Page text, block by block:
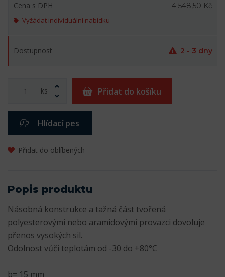
Cena s DPH
4 548,50 Kč
Vyžádat individuální nabídku
Dostupnost 2 - 3 dny
ks Přidat do košíku
Hlídací pes
Přidat do oblíbených
Popis produktu
Násobná konstrukce a tažná část tvořená
polyesterovými nebo aramidovými provazci dovoluje
přenos vysokých sil.
Odolnost vůči teplotám od -30 do +80°C
b= 15 mm